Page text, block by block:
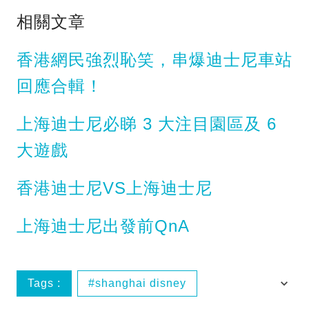
相關文章
香港網民強烈恥笑，串爆迪士尼車站
回應合輯！
上海迪士尼必睇 3 大注目園區及 6
大遊戲
香港迪士尼VS上海迪士尼
上海迪士尼出發前QnA
Tags : shanghai disney